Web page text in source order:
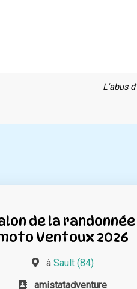
L'abus
de la randonnée
Ventoux 2026
à Sault (84)
amistatadventure